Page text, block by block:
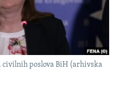
poslova BiH (arhivska